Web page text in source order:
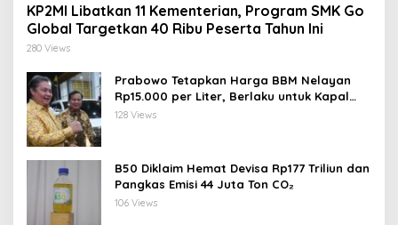
KP2MI Libatkan 11 Kementerian, Program SMK Go
Global Targetkan 40 Ribu Peserta Tahun Ini
280 Views
Prabowo Tetapkan Harga BBM Nelayan
Rp15.000 per Liter, Berlaku untuk Kapal
30-200 GT
128 Views
B50 Diklaim Hemat Devisa Rp177 Triliun dan
Pangkas Emisi 44 Juta Ton CO₂
106 Views